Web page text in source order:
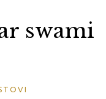
swami